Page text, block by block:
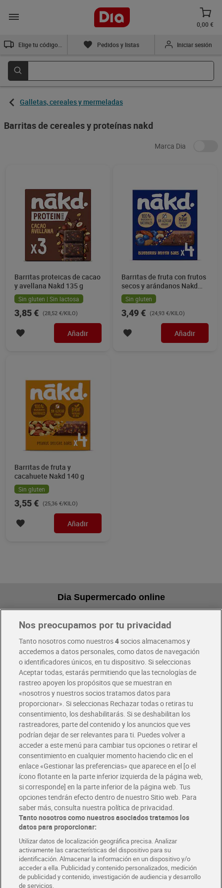
0,00 €
Pedidos y listas Iniciar sesión
Galletas, cereales y mermeladas
Barritas de cereales y proteínas nakd
Marca Dia
Barritas proteicas de cacao
y avellana Nakd 135 g
Sin gluten | Sin lactosa
3,85 € (28,52 €/KILO)
Añadir
Barritas de fruta con frutos
secos y arándanos Nakd
140 g
Sin gluten
3,49 € (24,93 €/KILO)
Añadir
Barritas de fruta y
cacahuete Nakd 140 g
Sin gluten
3,55 € (25,36 €/KILO)
Añadir
Dia Supermercado online
Pide hoy, recibe hoy
Envío gratis por compras superiores a 100€
Envío estandar por 4,99€
Glovo y Uber Eats
Solicita tu factura de Glovo o Uber Eats
Únete al CLUB Dia
Disfruta las ventajas y ofertas exclusivas.
Descárgate la APP Dia
Folletos y Tiendas
Descubre las mejores ofertas y busca tu tienda más cercana
Tarjeta MaX Dia
Te devuelve hasta 8€/mes de tus compras.
¡Solicita tu tarjeta de crédito aquí!
COMER MEJOR CADA DIA
COLABORA CON DIA ABRE TU TIENDA DIA CORPORATE
Nos preocupamos por tu privacidad
Tanto nosotros como nuestros4socios almacenamos y
accedemos a datos personales, como datos de navegación
o identificadores únicos, en tu dispositivo. Si seleccionas
Aceptar todas, estarás permitiendo que las tecnologías de
rastreo apoyen los propósitos que se muestran en
«nosotros y nuestros socios tratamos datos para
proporcionar». Si seleccionas Rechazar todas o retiras tu
consentimiento, los deshabilitarás. Si se deshabilitan los
rastreadores, parte del contenido y los anuncios que ves
podrían dejar de ser relevantes para ti. Puedes volver a
acceder a este menú para cambiar tus opciones o retirar el
consentimiento en cualquier momento haciendo clic en el
enlace «Gestionar las preferencias» que aparece en el [o el
ícono flotante en la parte inferior izquierda de la página web,
si corresponde] en la parte inferior de la página web. Tus
opciones tendrán efecto dentro de nuestro Sitio web. Para
saber más, consulta nuestra política de privacidad.
Tanto nosotros como nuestros asociados tratamos los
datos para proporcionar:
Utilizar datos de localización geográfica precisa. Analizar
activamente las características del dispositivo para su
identificación. Almacenar la información en un dispositivo y/o
acceder a ella. Publicidad y contenido personalizados, medición
de publicidad y contenido, investigación de audiencia y desarrollo
de servicios.